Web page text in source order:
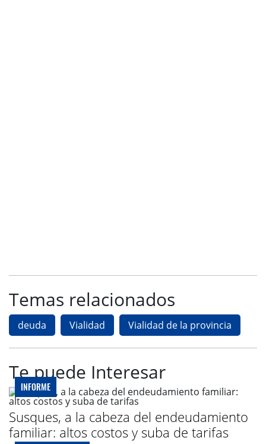
Temas relacionados
deuda Vialidad Vialidad de la provincia
Te puede Interesar
INFORME
Susques, a la cabeza del endeudamiento
familiar: altos costos y suba de tarifas